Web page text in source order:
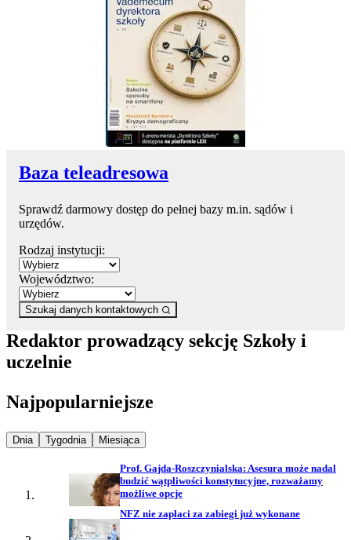
Baza teleadresowa
Sprawdź darmowy dostęp do pełnej bazy m.in. sądów i
urzędów.
Rodzaj instytucji:
Województwo:
Szukaj danych kontaktowych
Redaktor prowadzący sekcję Szkoły i
uczelnie
Najpopularniejsze
Najpopularniejsze wiadomości z
Dnia Najpopularniejsze wiadomości z
Tygodnia Najpopularniejsze wiadomości z
Miesiąca
Prof. Gajda-Roszczynialska: Asesura może nadal
budzić wątpliwości konstytucyjne, rozważamy
możliwe opcje
NFZ nie zapłaci za zabiegi już wykonane